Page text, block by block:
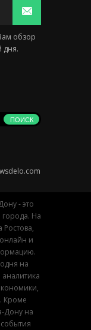
обзор
дня.
- это
На
Ростова,
и
на
Кроме
Дону на